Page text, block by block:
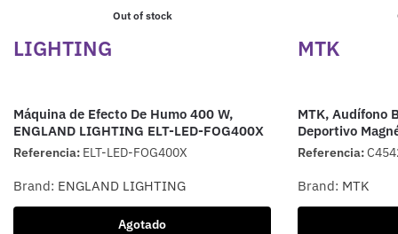
Out of stock
LIGHTING
Máquina de Efecto De Humo 400 W,
ENGLAND LIGHTING ELT-LED-FOG400X
Referencia: ELT-LED-FOG400X
Brand: ENGLAND LIGHTING
Agotado
MTK
MTK, Audífono
Deportivo
Referencia:
Brand: MTK